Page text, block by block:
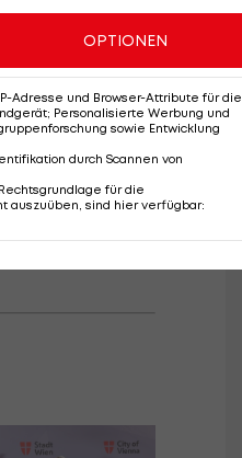
zum Titel.
aus, die
Team aus Los
OPTIONEN
Adresse und Browser-Attribute für die
Personalisierte Werbung und
sowie Entwicklung
durch Scannen von
für die
auszuüben, sind hier verfügbar: